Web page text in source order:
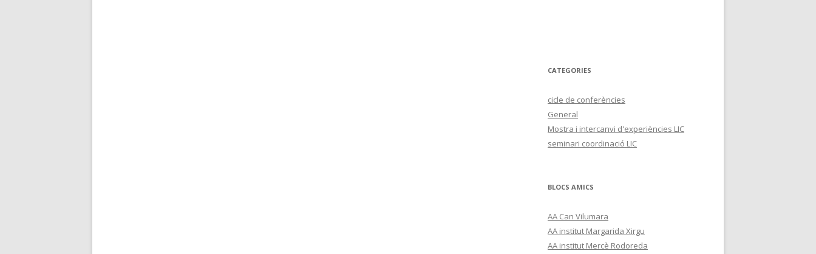
CATEGORIES
cicle de conferències
General
Mostra i intercanvi d'experiències LIC
seminari coordinació LIC
BLOCS AMICS
AA Can Vilumara
AA institut Margarida Xirgu
AA institut Mercè Rodoreda